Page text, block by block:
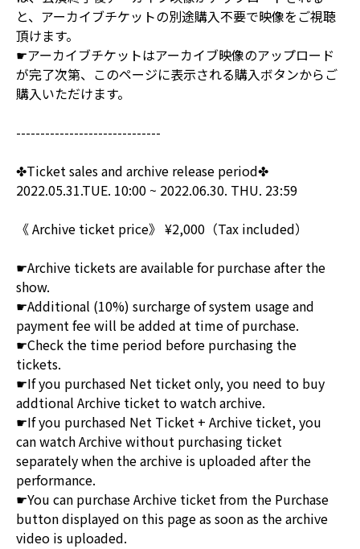
と、アーカイブチケットの別途購入不要で映像をご視聴
頂けます。
☛アーカイブチケットはアーカイブ映像のアップロード
が完了次第、このページに表示される購入ボタンからご
購入いただけます。
------------------------------
✤Ticket sales and archive release period✤
2022.05.31.TUE. 10:00 ~ 2022.06.30. THU. 23:59
《 Archive ticket price》 ¥2,000（Tax included）
☛Archive tickets are available for purchase after the
show.
☛Additional (10%) surcharge of system usage and
payment fee will be added at time of purchase.
☛Check the time period before purchasing the
tickets.
☛If you purchased Net ticket only, you need to buy
addtional Archive ticket to watch archive.
☛If you purchased Net Ticket + Archive ticket, you
can watch Archive without purchasing ticket
separately when the archive is uploaded after the
performance.
☛You can purchase Archive ticket from the Purchase
button displayed on this page as soon as the archive
video is uploaded.